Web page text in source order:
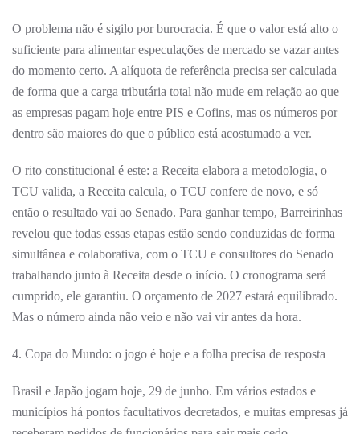
O problema não é sigilo por burocracia. É que o valor está alto o
suficiente para alimentar especulações de mercado se vazar antes
do momento certo. A alíquota de referência precisa ser calculada
de forma que a carga tributária total não mude em relação ao que
as empresas pagam hoje entre PIS e Cofins, mas os números por
dentro são maiores do que o público está acostumado a ver.
O rito constitucional é este: a Receita elabora a metodologia, o
TCU valida, a Receita calcula, o TCU confere de novo, e só
então o resultado vai ao Senado. Para ganhar tempo, Barreirinhas
revelou que todas essas etapas estão sendo conduzidas de forma
simultânea e colaborativa, com o TCU e consultores do Senado
trabalhando junto à Receita desde o início. O cronograma será
cumprido, ele garantiu. O orçamento de 2027 estará equilibrado.
Mas o número ainda não veio e não vai vir antes da hora.
4. Copa do Mundo: o jogo é hoje e a folha precisa de resposta
Brasil e Japão jogam hoje, 29 de junho. Em vários estados e
municípios há pontos facultativos decretados, e muitas empresas já